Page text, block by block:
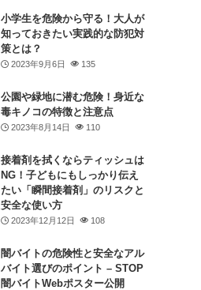
小学生を危険から守る！大人が
知っておきたい実践的な防犯対
策とは？
2023年9月6日 135
公園や緑地に潜む危険！身近な
毒キノコの特徴と注意点
2023年8月14日 110
接着剤を拭くならティッシュは
NG！子どもにもしっかり伝え
たい「瞬間接着剤」のリスクと
安全な使い方
2023年12月12日 108
闇バイトの危険性と安全なアル
バイト選びのポイント – STOP
闇バイトWebポスター公開